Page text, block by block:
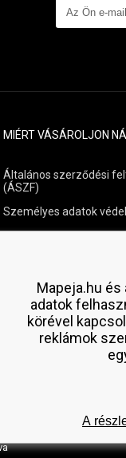
MIÉRT VÁSÁROLJON
Általános szerződési
(ÁSZF)
Személyes adatok
Fizetési és szállítási
Mapeja.hu
adatok
körével
reklámok
A